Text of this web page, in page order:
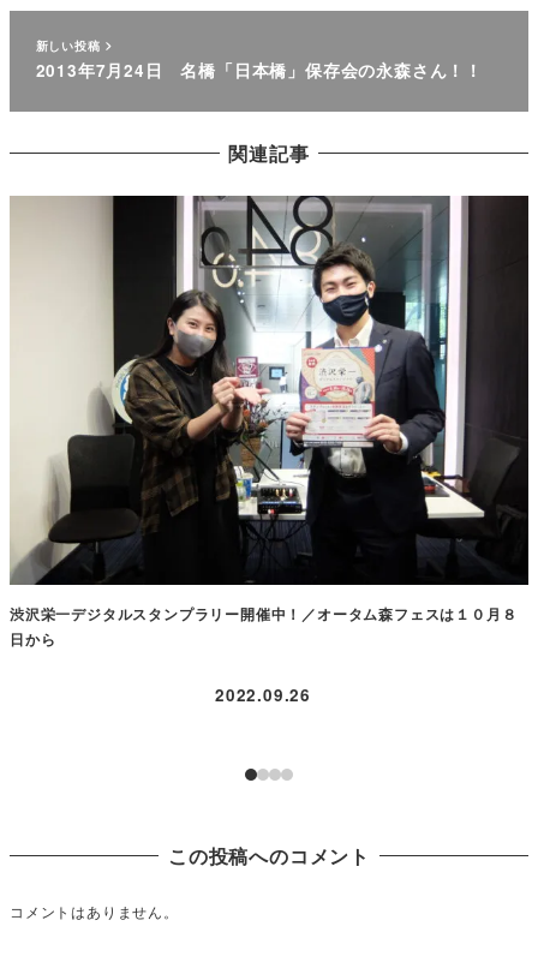
新しい投稿
2013年7月24日 名橋「日本橋」保存会の永森さん！！
関連記事
渋沢栄一デジタルスタンプラリー開催中！／オータム森フェスは１０月８
日から
2022.09.26
この投稿へのコメント
コメントはありません。